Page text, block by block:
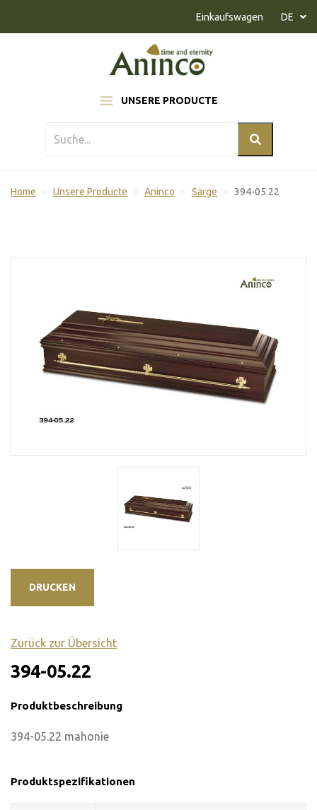
UNSERE PRODUCTE
Einkaufswagen DE
Home Unsere Producte Aninco Särge 394-05.22
DRUCKEN
Zurück zur Übersicht
394-05.22
Produktbeschreibung
394-05.22 mahonie
Produktspezifikationen